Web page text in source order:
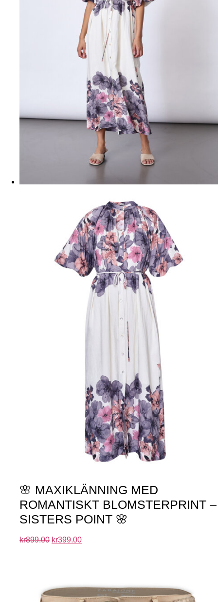
🌸 MAXIKLÄNNING MED
ROMANTISKT BLOMSTERPRINT –
SISTERS POINT 🌸
kr899.00 kr399.00